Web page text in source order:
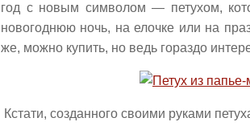
год с новым символом — петухом,
новогоднюю ночь, на елочке или на
же, можно купить, но ведь гораздо
Кстати, созданного своими руками